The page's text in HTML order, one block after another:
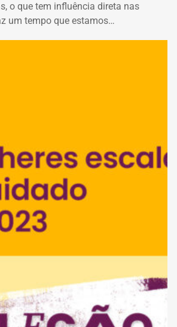
o que tem influência direta nas
um tempo que estamos…